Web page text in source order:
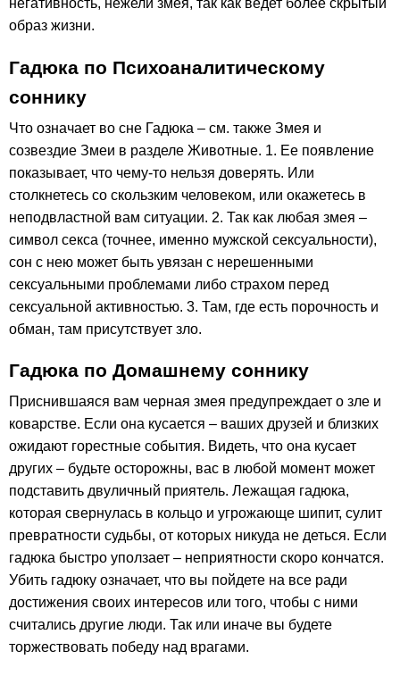
негативность, нежели змея, так как ведет более скрытый
образ жизни.
Гадюка по Психоаналитическому
соннику
Что означает во сне Гадюка – см. также Змея и
созвездие Змеи в разделе Животные. 1. Ее появление
показывает, что чему-то нельзя доверять. Или
столкнетесь со скользким человеком, или окажетесь в
неподвластной вам ситуации. 2. Так как любая змея –
символ секса (точнее, именно мужской сексуальности),
сон с нею может быть увязан с нерешенными
сексуальными проблемами либо страхом перед
сексуальной активностью. 3. Там, где есть порочность и
обман, там присутствует зло.
Гадюка по Домашнему соннику
Приснившаяся вам черная змея предупреждает о зле и
коварстве. Если она кусается – ваших друзей и близких
ожидают горестные события. Видеть, что она кусает
других – будьте осторожны, вас в любой момент может
подставить двуличный приятель. Лежащая гадюка,
которая свернулась в кольцо и угрожающе шипит, сулит
превратности судьбы, от которых никуда не деться. Если
гадюка быстро уползает – неприятности скоро кончатся.
Убить гадюку означает, что вы пойдете на все ради
достижения своих интересов или того, чтобы с ними
считались другие люди. Так или иначе вы будете
торжествовать победу над врагами.